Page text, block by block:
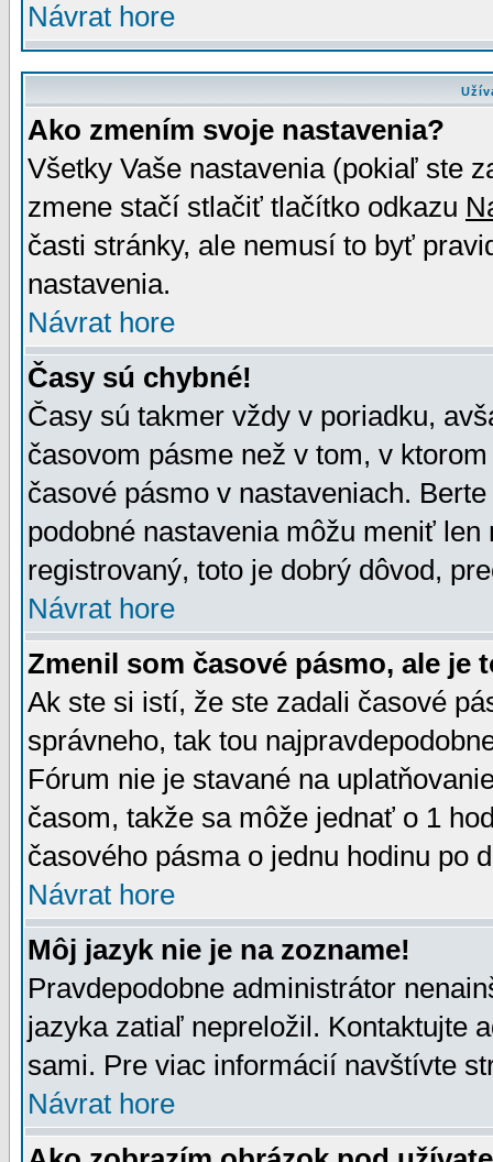
Návrat hore
Ako zmením svoje nastavenia?
Všetky Vaše nastavenia (pokiaľ ste
zmene stačí stlačiť tlačítko odkazu
časti stránky, ale nemusí to byť
nastavenia.
Návrat hore
Časy sú chybné!
Časy sú takmer vždy v poriadku,
časovom pásme než v tom, v
časové pásmo v nastaveniach.
podobné nastavenia môžu meniť
registrovaný, toto je dobrý dôvod,
Návrat hore
Zmenil som časové pásmo, ale je
Ak ste si istí, že ste zadali časové
správneho, tak tou
Fórum nie je stavané na
časom, takže sa môže jednať o 1
časového pásma o jednu hodinu po
Návrat hore
Môj jazyk nie je na zozname!
Pravdepodobne administrátor
jazyka zatiaľ nepreložil. Kontaktujte
sami. Pre viac informácií navštívte
Návrat hore